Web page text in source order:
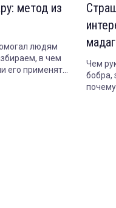
метод из
людям
в чем
его применять
Чем
бобра,